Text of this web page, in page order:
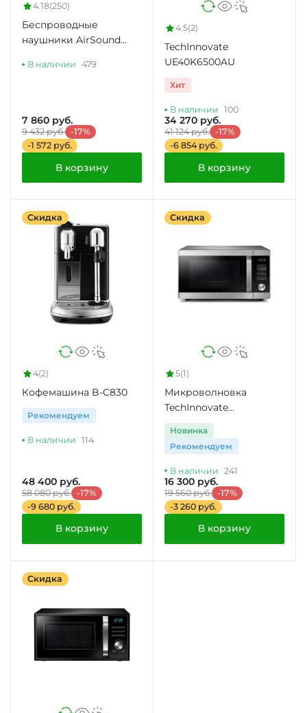
4.18(250)
Беспроводные
наушники AirSound
В наличии 479
7 860 руб.
9 432 руб. -17%
-1 572 руб.
В корзину
4.5(2)
TechInnovate
UE40K6500AU
Хит
В наличии 100
34 270 руб.
41 124 руб. -17%
-6 854 руб.
В корзину
Скидка
4(2)
Кофемашина B-C830
Рекомендуем
В наличии 114
48 400 руб.
58 080 руб. -17%
-9 680 руб.
В корзину
Скидка
5(1)
Микроволновка
TechInnovate
MC28H5135CK
Новинка
Рекомендуем
В наличии 241
16 300 руб.
19 560 руб. -17%
-3 260 руб.
В корзину
Скидка